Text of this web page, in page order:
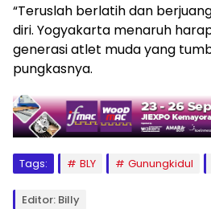
“Teruslah berlatih dan
diri. Yogyakarta menaruh
generasi atlet muda yang
pungkasnya.
Tags: BLY Gunungkidul
Editor: Billy